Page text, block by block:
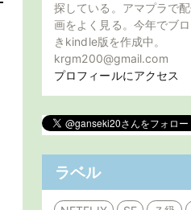
探している。アマプラで
画をよく見る。今年でブ
きkindle版を作成中。
krgm200@gmail.com
プロフィールにアクセス
ラベル